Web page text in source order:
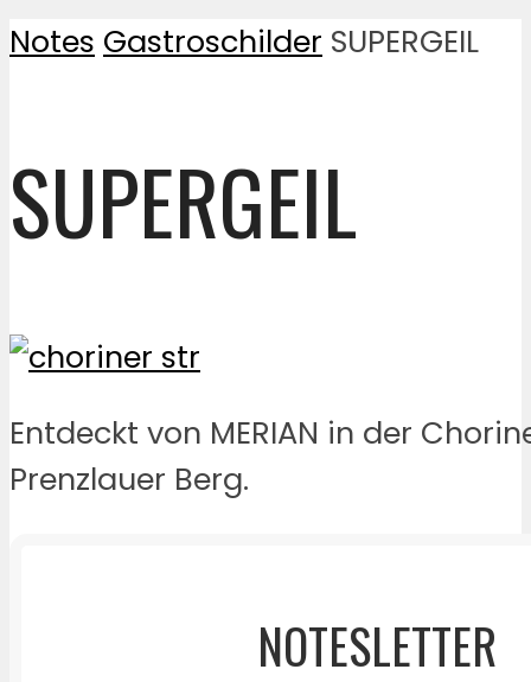
Notes Gastroschilder SUPERGEIL
SUPERGEIL
Entdeckt von MERIAN in der
Prenzlauer Berg.
NOTESLETTER